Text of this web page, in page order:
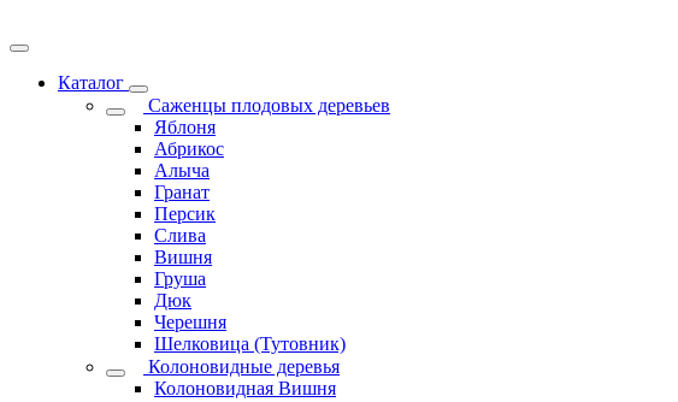
Каталог
Саженцы плодовых деревьев
Яблоня
Абрикос
Алыча
Гранат
Персик
Слива
Вишня
Груша
Дюк
Черешня
Шелковица (Тутовник)
Колоновидные деревья
Колоновидная Вишня